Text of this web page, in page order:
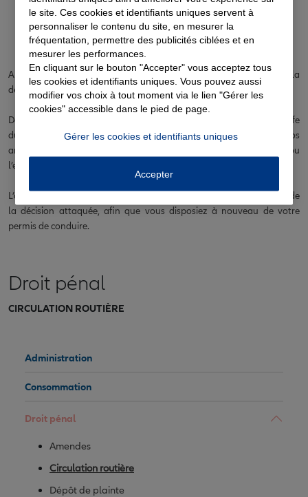
Comment effectuer un référé-
suspension ?
A la suite du dépôt ou de l’envoi de votre requête en annulation de la
décision de suspension, vous pouvez saisir le juge des référés.
Déposez ou adressez par lettre recommandée une requête au greffe
du tribunal administratif comportant l’exposé des faits, vos
arguments, et justifier de l’urgence de l’affaire. Votre requête, ou
l’enveloppe qui la contient, doit bien indiquer la mention « référé ».
L’objectif de cette demande est d’obtenir au plus vite la suspension de
la décision attaquée, afin que vous disposiez à nouveau de votre
permis de conduire.
Droit pénal
CIRCULATION ROUTIÈRE
Administration
Consommation
Droit pénal
Amendes
Circulation routière
Dépôt de plainte
le site. Ces cookies et identifiants uniques servent à
personnaliser le contenu du site, en mesurer la
fréquentation, permettre des publicités ciblées et en
mesurer les performances.
En cliquant sur le bouton "Accepter" vous acceptez tous
les cookies et identifiants uniques. Vous pouvez aussi
modifier vos choix à tout moment via le lien "Gérer les
cookies" accessible dans le pied de page.
Gérer les cookies et identifiants uniques
Accepter